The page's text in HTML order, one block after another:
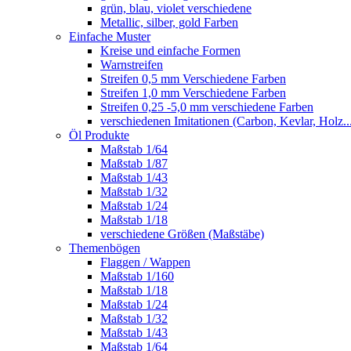
grün, blau, violet verschiedene
Metallic, silber, gold Farben
Einfache Muster
Kreise und einfache Formen
Warnstreifen
Streifen 0,5 mm Verschiedene Farben
Streifen 1,0 mm Verschiedene Farben
Streifen 0,25 -5,0 mm verschiedene Farben
verschiedenen Imitationen (Carbon, Kevlar,
Öl Produkte
Maßstab 1/64
Maßstab 1/87
Maßstab 1/43
Maßstab 1/32
Maßstab 1/24
Maßstab 1/18
verschiedene Größen (Maßstäbe)
Themenbögen
Flaggen / Wappen
Maßstab 1/160
Maßstab 1/18
Maßstab 1/24
Maßstab 1/32
Maßstab 1/43
Maßstab 1/64